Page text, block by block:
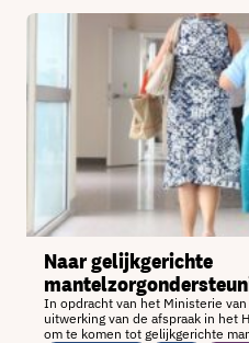
Naar gelijkgerichte
In opdracht van het Ministerie
uitwerking van de afspraak in het
om te komen tot gelijkgerichte